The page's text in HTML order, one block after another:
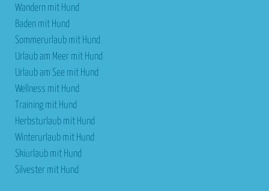
Wandern mit Hund
Baden mit Hund
Sommerurlaub mit Hund
Urlaub am Meer mit Hund
Urlaub am See mit Hund
Wellness mit Hund
Training mit Hund
Herbsturlaub mit Hund
Winterurlaub mit Hund
Skiurlaub mit Hund
Silvester mit Hund